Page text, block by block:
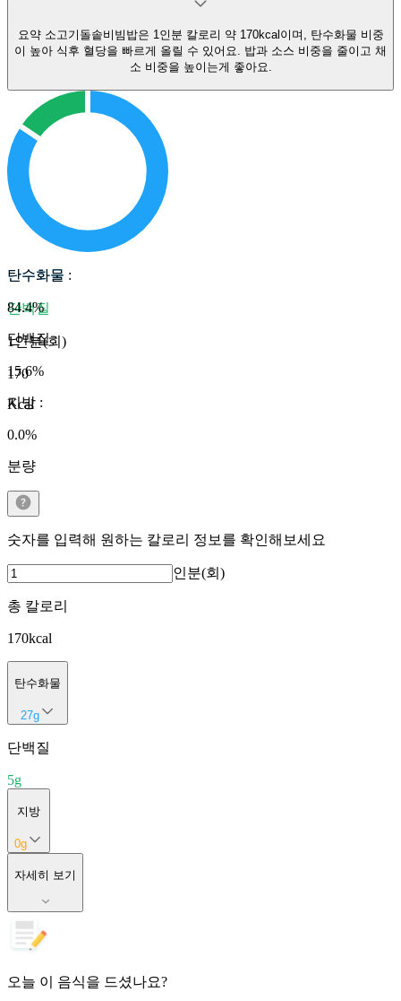
요약 소고기돌솥비빔밥은 1인분 칼로리 약 170kcal이며, 탄수화물 비중
이 높아 식후 혈당을 빠르게 올릴 수 있어요. 밥과 소스 비중을 줄이고 채
소 비중을 높이는게 좋아요.
탄수화물
단백질
1인분(회)
170
Kcal
탄수화물 :
84.4%
단백질:
15.6%
지방 :
0.0%
분량
숫자를 입력해 원하는 칼로리 정보를 확인해보세요
인분(회)
총 칼로리
170kcal
탄수화물
27g
단백질
5g
지방
0g
자세히 보기
오늘 이 음식을 드셨나요?